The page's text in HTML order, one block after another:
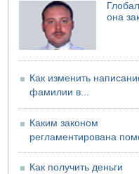
она
Как изменить
фамилии в...
Каким законом
регламентирована
Как получить деньги